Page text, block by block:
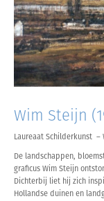
Wim Steijn
Laureaat Schilderkunst
De landschappen,
graficus Wim Steijn
Dichterbij liet hij zich
Hollandse duinen en